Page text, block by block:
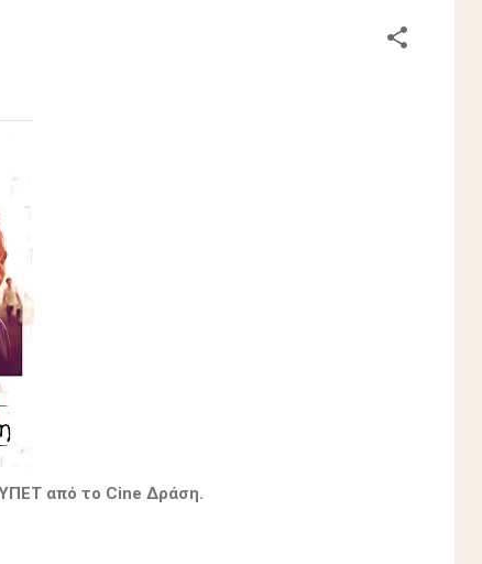
από το Cine Δράση.